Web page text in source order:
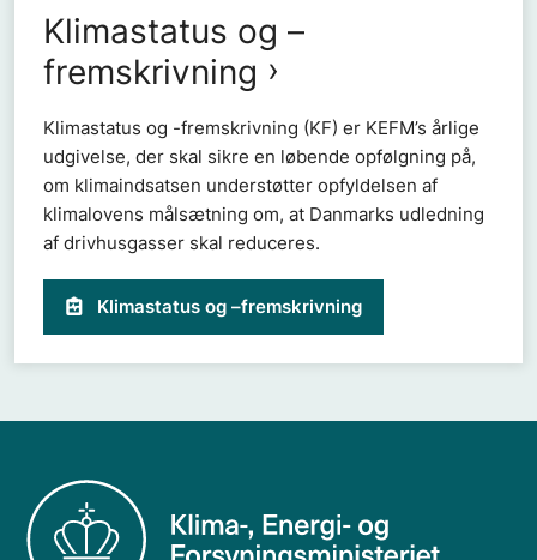
Klimastatus og –
fremskrivning
Klimastatus og -fremskrivning (KF) er KEFM’s årlige
udgivelse, der skal sikre en løbende opfølgning på,
om klimaindsatsen understøtter opfyldelsen af
klimalovens målsætning om, at Danmarks udledning
af drivhusgasser skal reduceres.
Klimastatus og –fremskrivning